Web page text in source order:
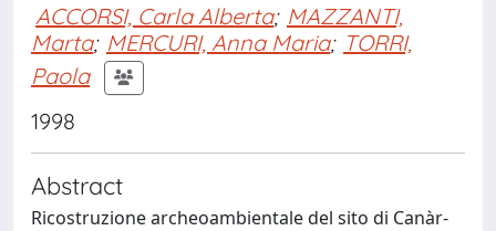
ACCORSI, Carla Alberta; MAZZANTI,
Marta; MERCURI, Anna Maria; TORRI,
Paola
1998
Abstract
Ricostruzione archeoambientale del sito di Canàr-